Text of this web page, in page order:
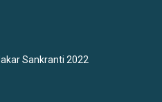
Sankranti 2022